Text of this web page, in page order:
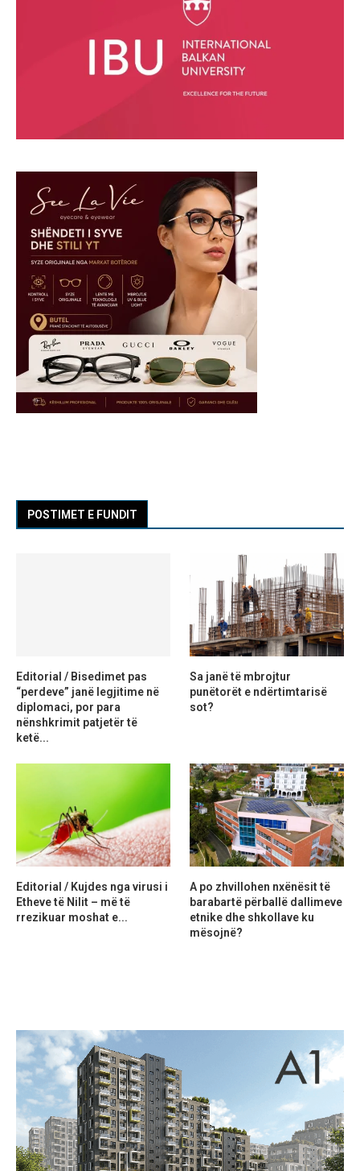
POSTIMET E FUNDIT
Editorial / Bisedimet pas
“perdeve” janë legjitime në
diplomaci, por para
nënshkrimit patjetër të
ketë...
Sa janë të mbrojtur
punëtorët e ndërtimtarisë
sot?
Editorial / Kujdes nga virusi i
Etheve të Nilit – më të
rrezikuar moshat e...
A po zhvillohen nxënësit të
barabartë përballë dallimeve
etnike dhe shkollave ku
mësojnë?